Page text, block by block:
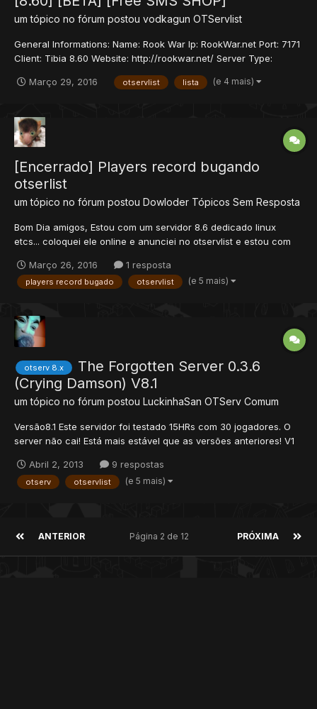
um tópico no fórum postou vodkagun OTServlist
General Informations: Name: Rook War Ip: RookWar.net Port: 7171
Client: Tibia 8.60 Website: http://rookwar.net/ Server Type:
noobwar equipements and skills matched for each vocation.
Março 29, 2016 otservlist lista (e 4 mais)
[Encerrado] Players record bugando
otserlist
um tópico no fórum postou Dowloder Tópicos Sem Resposta
Bom Dia amigos, Estou com um servidor 8.6 dedicado linux
etcs... coloquei ele online e anunciei no otservlist e estou com
atinge o recorde de players, meu servidor fica offline no
otservlist, porem no meu ot os players continuam jogan...
Março 26, 2016 1 resposta
players record bugado otservlist (e 5 mais)
otserv 8.x
The Forgotten Server 0.3.6
(Crying Damson) V8.1
um tópico no fórum postou LuckinhaSan OTServ Comum
Versão8.1 Este servidor foi testado 15HRs com 30 jogadores. O
server não cai! Está mais estável que as versões anteriores! V1
Items.otbAdicionado Marriage SystemAdicionado Auto Combo
Bot detectorAdicionado Anti-Mc SystemAdici...
Abril 2, 2013 9 respostas
otserv otservlist (e 5 mais)
ANTERIOR PRÓXIMA
Página 2 de 12